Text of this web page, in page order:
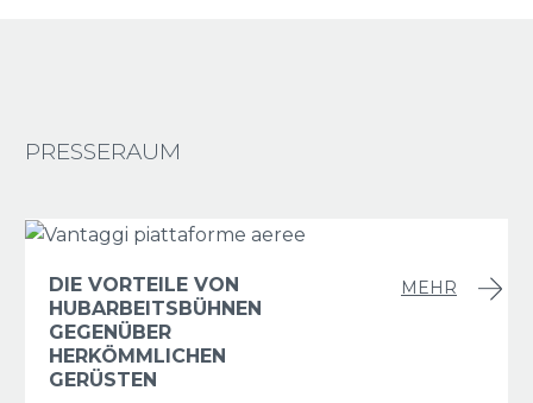
PRESSERAUM
DIE VORTEILE VON
HUBARBEITSBÜHNEN
GEGENÜBER
HERKÖMMLICHEN
GERÜSTEN
MEHR